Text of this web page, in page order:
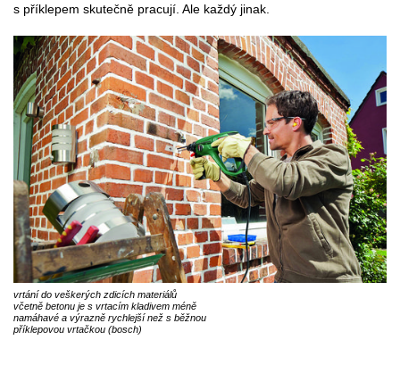
s příklepem skutečně pracují. Ale každý jinak.
vrtání do veškerých zdicích materiálů
včetně betonu je s vrtacím kladivem méně
namáhavé a výrazně rychlejší než s běžnou
příklepovou vrtačkou (bosch)